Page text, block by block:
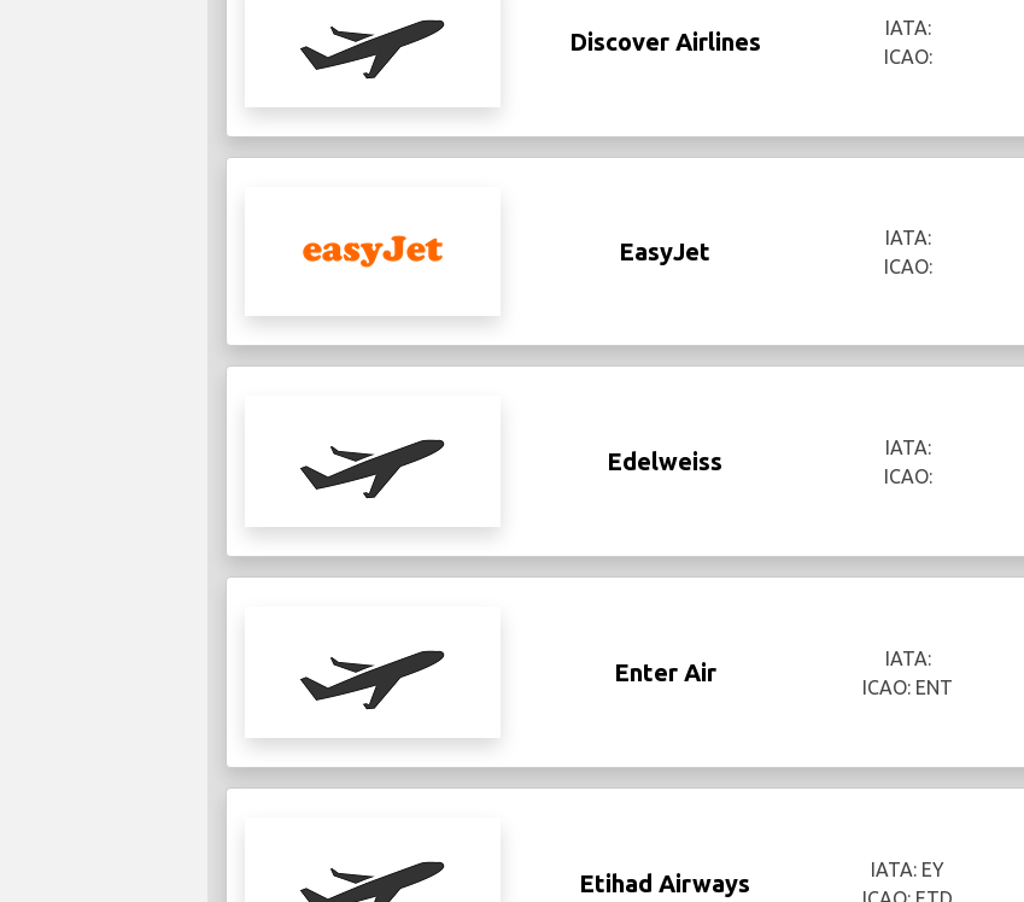
Discover Airlines
IATA:
ICAO:
EasyJet
IATA:
ICAO:
Edelweiss
IATA:
ICAO:
Enter Air
IATA:
ICAO: ENT
Etihad Airways
IATA: EY